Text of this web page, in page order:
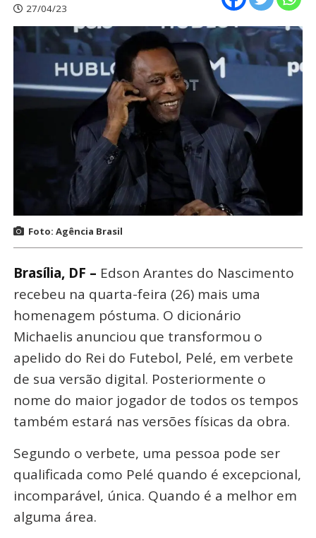
27/04/23
Foto: Agência Brasil
Brasília, DF – Edson Arantes do Nascimento
recebeu na quarta-feira (26) mais uma
homenagem póstuma. O dicionário
Michaelis anunciou que transformou o
apelido do Rei do Futebol, Pelé, em verbete
de sua versão digital. Posteriormente o
nome do maior jogador de todos os tempos
também estará nas versões físicas da obra.
Segundo o verbete, uma pessoa pode ser
qualificada como Pelé quando é excepcional,
incomparável, única. Quando é a melhor em
alguma área.